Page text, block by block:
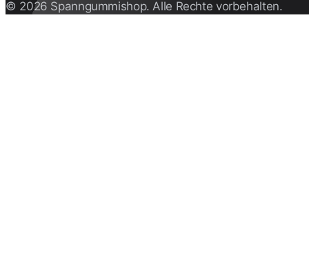
© 2026 Spanngummishop. Alle Rechte vorbehalten.